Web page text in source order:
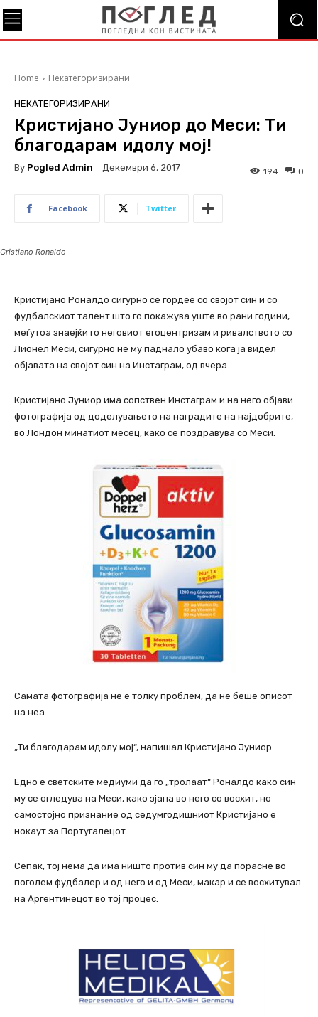
Home Некатегоризирани
НЕКАТЕГОРИЗИРАНИ
Кристијано Јуниор до Меси: Ти
благодарам идолу мој!
By Pogled Admin Декември 6, 2017 0
194
Facebook Twitter
Cristiano Ronaldo
Кристијано Роналдо сигурно се гордее со својот син и со
фудбалскиот талент што го покажува уште во рани години,
меѓутоа знаејќи го неговиот егоцентризам и ривалството со
Лионел Меси, сигурно не му паднало убаво кога ја видел
објавата на својот син на Инстаграм, од вчера.
Кристијано Јуниор има сопствен Инстаграм и на него објави
фотографија од доделувањето на наградите на најдобрите,
во Лондон минатиот месец, како се поздравува со Меси.
Самата фотографија не е толку проблем, да не беше описот
на неа.
„Ти благодарам идолу мој“, напишал Кристијано Јуниор.
Едно е светските медиуми да го „тролаат“ Роналдо како син
му се огледува на Меси, како зјапа во него со восхит, но
самостојно признание од седумгодишниот Кристијано е
нокаут за Португалецот.
Сепак, тој нема да има ништо против син му да порасне во
поголем фудбалер и од него и од Меси, макар и се восхитувал
на Аргентинецот во тој процес.